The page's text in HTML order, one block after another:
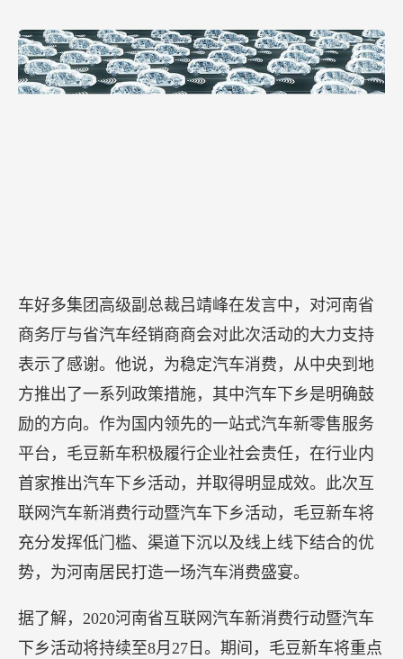
车好多集团高级副总裁吕靖峰在发言中，对河南省
商务厅与省汽车经销商商会对此次活动的大力支持
表示了感谢。他说，为稳定汽车消费，从中央到地
方推出了一系列政策措施，其中汽车下乡是明确鼓
励的方向。作为国内领先的一站式汽车新零售服务
平台，毛豆新车积极履行企业社会责任，在行业内
首家推出汽车下乡活动，并取得明显成效。此次互
联网汽车新消费行动暨汽车下乡活动，毛豆新车将
充分发挥低门槛、渠道下沉以及线上线下结合的优
势，为河南居民打造一场汽车消费盛宴。
据了解，2020河南省互联网汽车新消费行动暨汽车
下乡活动将持续至8月27日。期间，毛豆新车将重点